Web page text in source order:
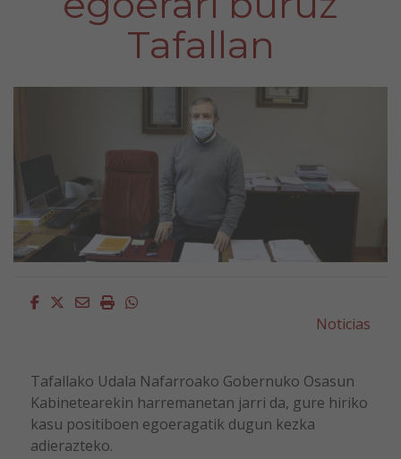
Tafallan
Facebook
Twitter
EmailImprimirWhatsapp
Noticias
Tafallako Udala Nafarroako Gobernuko Osasun
Kabinetearekin harremanetan jarri da, gure hiriko
kasu positiboen egoeragatik dugun kezka
adierazteko.